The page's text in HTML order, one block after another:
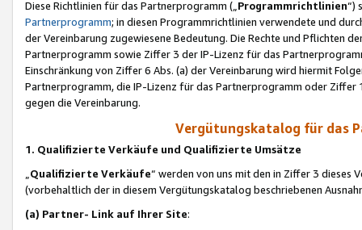
Diese Richtlinien für das Partnerprogramm („Programmrichtlinien“)
Partnerprogramm; in diesen Programmrichtlinien verwendete und
der Vereinbarung zugewiesene Bedeutung. Die Rechte und Pflichten
Partnerprogramm sowie Ziffer 3 der IP-Lizenz für das
Einschränkung von Ziffer 6 Abs. (a) der Vereinbarung wird hiermit
Partnerprogramm, die IP-Lizenz für das Partnerprogramm oder
gegen die Vereinbarung.
Vergütungskatalog für das
1. Qualifizierte Verkäufe und Qualifizierte Umsätze
Qualifizierte Verkäufe“ werden von uns mit den in Ziffer 3
(vorbehaltlich der in diesem Vergütungskatalog beschriebenen
(a) Partner- Link auf Ihrer Site: